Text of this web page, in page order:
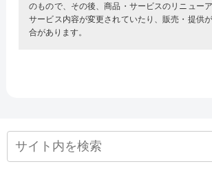
のもので、その後、商品・サービスのリニュー
サービス内容が変更されていたり、販売・提供
合があります。